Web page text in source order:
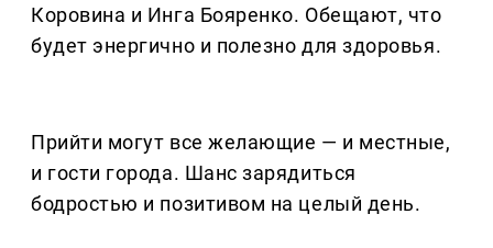
Коровина и Инга Бояренко. Обещают, что
будет энергично и полезно для здоровья.
Прийти могут все желающие — и местные,
и гости города. Шанс зарядиться
бодростью и позитивом на целый день.